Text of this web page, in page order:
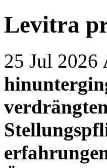
Levitra
25 Jul 2026